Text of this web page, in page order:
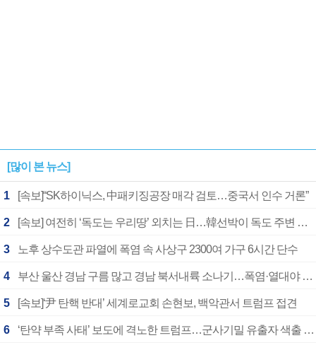
[많이 본 뉴스]
1 [속보]“SK하이닉스, 中패키징공장 매각 검토…중국서 인수 거론”
2 [속보] 여전히 ‘독도는 우리땅’ 외치는 日…韓선박이 독도 주변 해양조사 활동하자 반발
3 노후 상수도관 파열에 폭염 속 사상구 2300여 가구 6시간 단수
4 부산 울산 경남 구름 많고 경남 북서내륙 소나기…폭염·열대야 계속
5 [속보]‘尹 탄핵 반대’ 세계로교회 손현보, 백악관서 트럼프 접견
6 ‘탄약 부족 사태’ 보도에 격노한 트럼프…군사기밀 유출자 색출 지시